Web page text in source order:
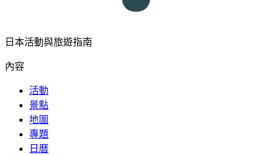
日本活動與旅遊指南
內容
活動
景點
地圖
專題
日曆